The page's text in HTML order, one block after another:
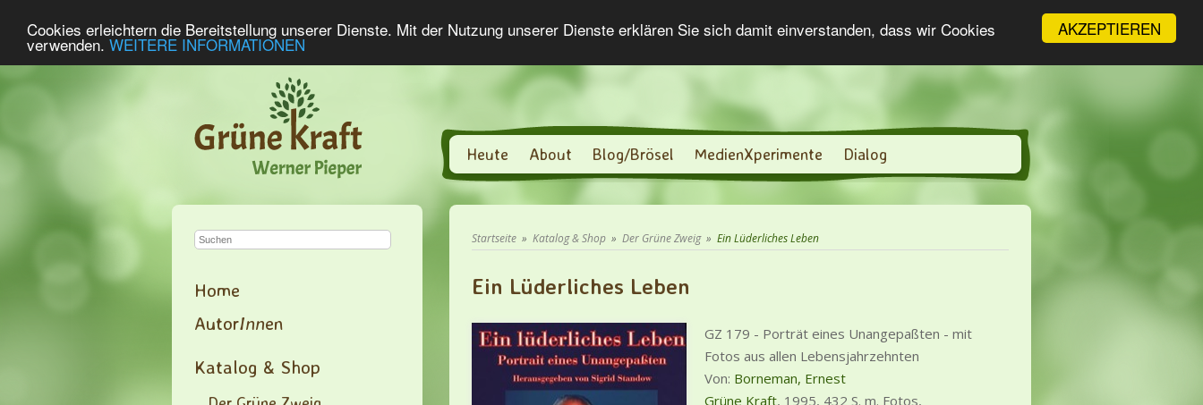
AKZEPTIEREN
Cookies erleichtern die Bereitstellung unserer Dienste. Mit der Nutzung unserer Dienste erklären Sie sich damit einverstanden, dass wir Cookies
verwenden. WEITERE INFORMATIONEN
Heute About Blog/Brösel MedienXperimente Dialog
Home
AutorInnen
Katalog & Shop
Startseite » Katalog & Shop » Der Grüne Zweig» Ein Lüderliches Leben
Ein Lüderliches Leben
GZ 179 - Porträt eines Unangepaßten - mit
Fotos aus allen Lebensjahrzehnten
Von: Borneman, Ernest
Grüne Kraft, 1995, 432 S. m. Fotos,